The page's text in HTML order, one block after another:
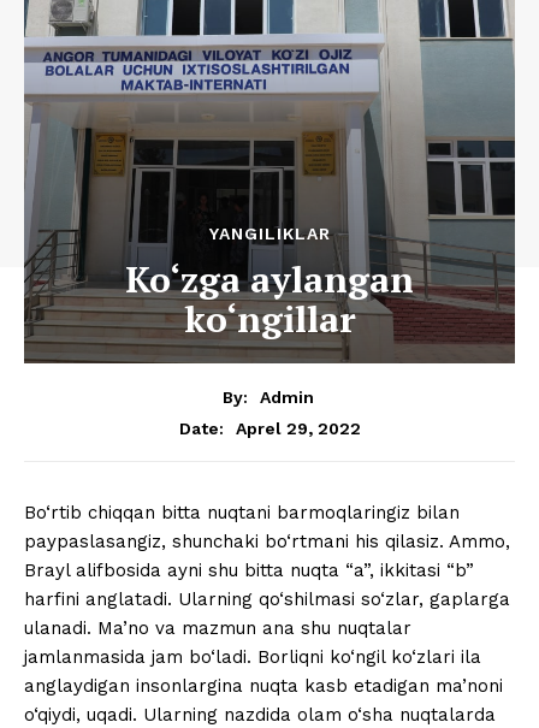
YANGILIKLAR
Ko‘zga aylangan
ko‘ngillar
By:
Admin
Date:
Aprel 29, 2022
Bo‘rtib chiqqan bitta nuqtani barmoqlaringiz bilan
paypaslasangiz, shunchaki bo‘rtmani his qilasiz. Ammo,
Brayl alifbosida ayni shu bitta nuqta “a”, ikkitasi “b”
harfini anglatadi. Ularning qo‘shilmasi so‘zlar, gaplarga
ulanadi. Ma’no va mazmun ana shu nuqtalar
jamlanmasida jam bo‘ladi. Borliqni ko‘ngil ko‘zlari ila
anglaydigan insonlargina nuqta kasb etadigan ma’noni
o‘qiydi, uqadi. Ularning nazdida olam o‘sha nuqtalarda